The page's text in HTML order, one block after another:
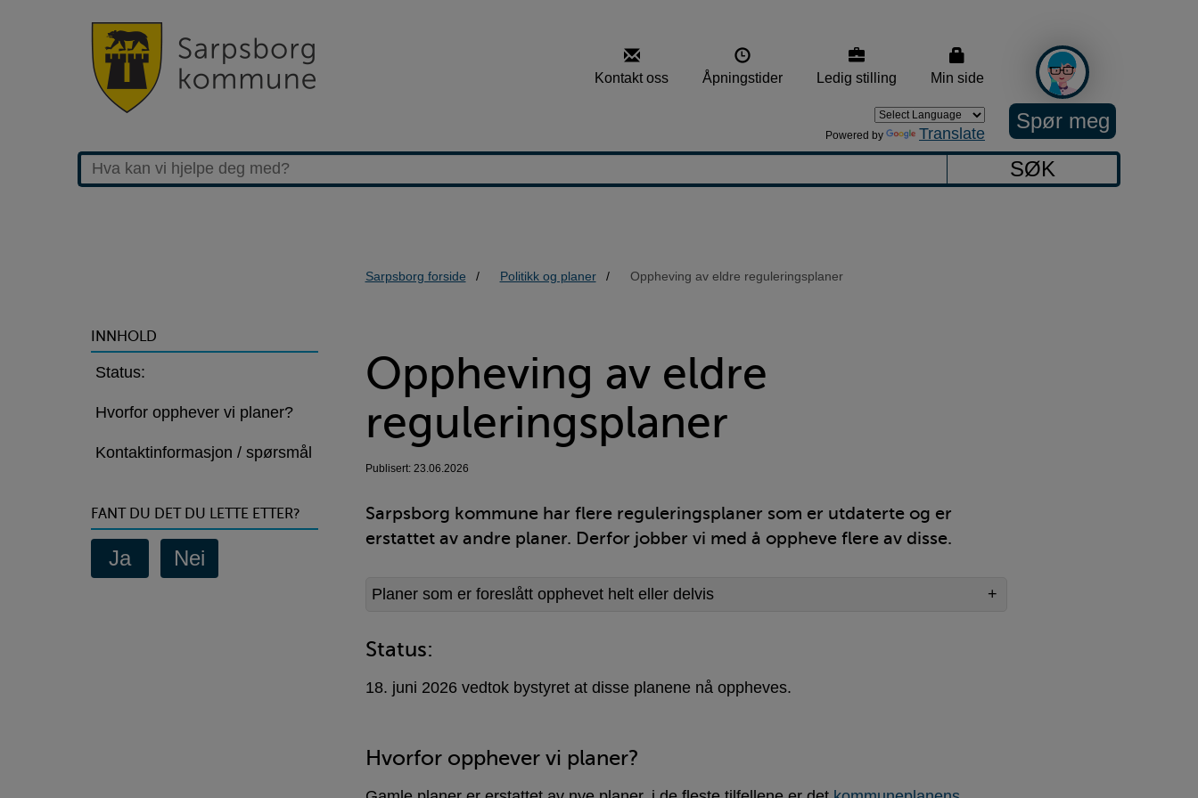
Kontakt oss Åpningstider Ledig stilling Min side
Spør meg
Powered by Translate
SØK
Sarpsborg forside Politikk og planer Oppheving av eldre reguleringsplaner
>Oppheving
av
eldre
reguleringsplaner
INNHOLD
Status:
Hvorfor opphever vi planer?
Kontaktinformasjon / spørsmål
FANT DU DET DU LETTE ETTER?
Oppheving av eldre
reguleringsplaner
Publisert: 23.06.2026
Sarpsborg kommune har flere reguleringsplaner som er utdaterte og er
erstattet av andre planer. Derfor jobber vi med å oppheve flere av disse.
Planer som er foreslått opphevet helt eller delvis
Status:
18. juni 2026 vedtok bystyret at disse planene nå oppheves.
Hvorfor opphever vi planer?